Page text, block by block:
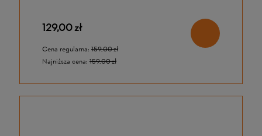
129,00 zł
Cena regularna: 159,00 zł
Najniższa cena: 159,00 zł